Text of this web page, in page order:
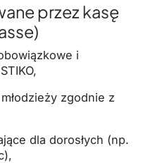
przez kasę
i
zgodnie z
dla dorosłych (np.